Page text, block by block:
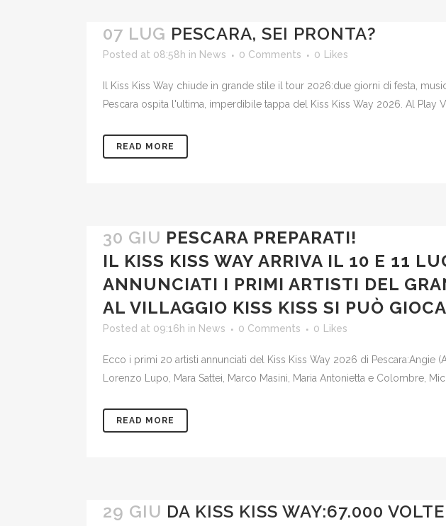
07 LUG PESCARA, SEI PRONTA?
Posted at 08:58h in News 0 Comments 0 Likes
Il Kiss Kiss Way chiude in grande stile il tour 2026:due giorni di festa,
Pescara ospita l'ultima, imperdibile tappa del Kiss Kiss Way 2026. Al Play
READ MORE
30 GIU PESCARA PREPARATI!
IL KISS KISS WAY ARRIVA IL 10 E 11
ANNUNCIATI I PRIMI ARTISTI DEL
AL VILLAGGIO KISS KISS SI PUÒ
Posted at 09:16h in News 0 Comments 0 Likes
Ecco i primi 20 artisti annunciati del Kiss Kiss Way 2026 di Pescara:Angie
Lorenzo Lupo, Mara Sattei, Marco Masini, Maria Antonietta e Colombre,
READ MORE
29 GIU DA KISS KISS WAY:67.000